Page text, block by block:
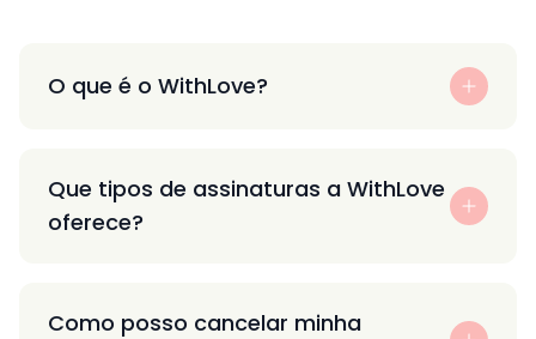
O que é o WithLove?
Que tipos de assinaturas a WithLove
oferece?
Como posso cancelar minha